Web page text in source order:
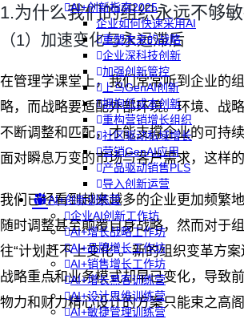
AI+创新指南2025
企业如何快速采用AI
重塑未来的战略
企业深科技创新
加强创新管控
上马GenAI创新
拥抱低成本创新
重构营销增长组织
社区驱动私域增长
营销GenAI应用
产品驱动销售PLS
导入创新运营
AI+创新训练营
企业AI创新工作坊
AI+增长战略工作坊
AI+品牌增长工作坊
AI+销售增长工作坊
AI+增长黑客训练营
AI+设计思维训练营
AI+敏捷管理训练营
1.为什么我们的组织永远不够敏
（1）加速变化与永远滞后
在管理学课堂上，我们常常听到企业的
略，而战略要适配外部环境。环境、战
不断调整和匹配，才能支撑企业的可持
面对瞬息万变的市场与客户需求，这样
我们已经看到越来越多的企业更加频繁
随时调整甚至颠覆自身战略，然而对于
往“计划赶不上变化”。新的组织变革方
战略重点和业务模式却早已变化，导致
物力和财力精心设计的方案只能束之高